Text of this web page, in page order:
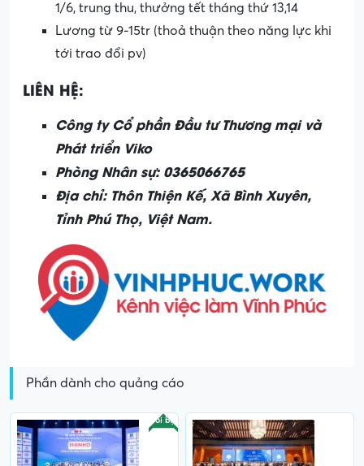
1/6, trung thu, thưởng tết tháng thứ 13,14
Lương từ 9-15tr (thoả thuận theo năng lực khi
tới trao đổi pv)
LIÊN HỆ:
Công ty Cổ phần Đầu tư Thương mại và
Phát triển Viko
Phòng Nhân sự: 0365066765
Địa chỉ: Thôn Thiện Kế, Xã Bình Xuyên,
Tỉnh Phú Thọ, Việt Nam.
Phần dành cho quảng cáo
Nổi bật